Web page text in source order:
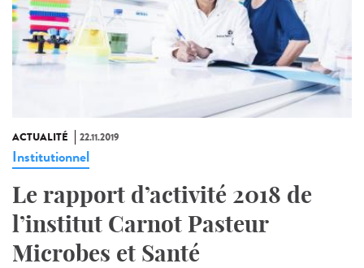
ACTUALITÉ 22.11.2019
Institutionnel
Le rapport d’activité 2018 de
l’institut Carnot Pasteur
Microbes et Santé